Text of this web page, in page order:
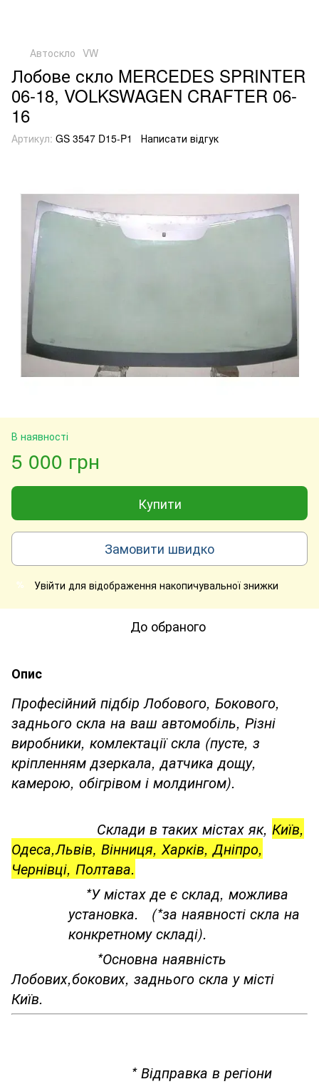
Автоскло VW
Лобове скло MERCEDES SPRINTER
06-18, VOLKSWAGEN CRAFTER 06-
16
Артикул: GS 3547 D15-P1 Написати відгук
В наявності
5 000 грн
Купити
Замовити швидко
% Увійти для відображення накопичувальної знижки
До обраного
Опис
Професійний підбір Лобового, Бокового,
заднього скла на ваш автомобіль, Різні
виробники, комлектації скла (пусте, з
кріпленням дзеркала, датчика дощу,
камерою, обігрівом і молдингом).
Склади в таких містах як, Київ,
Одеса,Львів, Вінниця, Харків, Дніпро,
Чернівці, Полтава.
*У містах де є склад, можлива
установка. (*за наявності скла на
конкретному складі).
*Основна наявність
Лобових,бокових, заднього скла у місті
Київ.
* Відправка в регіони